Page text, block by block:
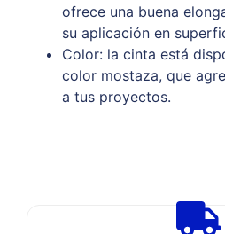
ofrece una buena
su aplicación en
Color: la cinta está
color mostaza, que
a tus proyectos.